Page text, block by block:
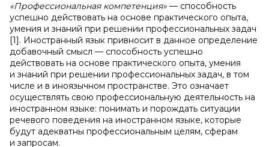
«Профессиональная компетенция» — способность
успешно действовать на основе практического опыта,
умения и знаний при решении профессиональных задач
[1]. Иностранный язык привносит в данное определение
добавочный смысл — способность успешно
действовать на основе практического опыта, умения
и знаний при решении профессиональных задач, в том
числе и в иноязычном пространстве. Это означает
осуществлять свою профессиональную деятельность на
иностранном языке: понимать и порождать ситуации
речевого поведения на иностранном языке, которые
будут адекватны профессиональным целям, сферам
и запросам.